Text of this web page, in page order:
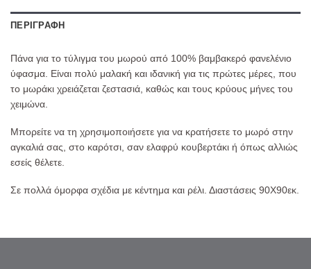
ΠΕΡΙΓΡΑΦΉ
Πάνα για το τύλιγμα του μωρού από 100% βαμβακερό φανελένιο
ύφασμα. Είναι πολύ μαλακή και ιδανική για τις πρώτες μέρες, που
το μωράκι χρειάζεται ζεστασιά, καθώς και τους κρύους μήνες του
χειμώνα.
Μπορείτε να τη χρησιμοποιήσετε για να κρατήσετε το μωρό στην
αγκαλιά σας, στο καρότσι, σαν ελαφρύ κουβερτάκι ή όπως αλλιώς
εσείς θέλετε.
Σε πολλά όμορφα σχέδια με κέντημα και ρέλι. Διαστάσεις 90Χ90εκ.